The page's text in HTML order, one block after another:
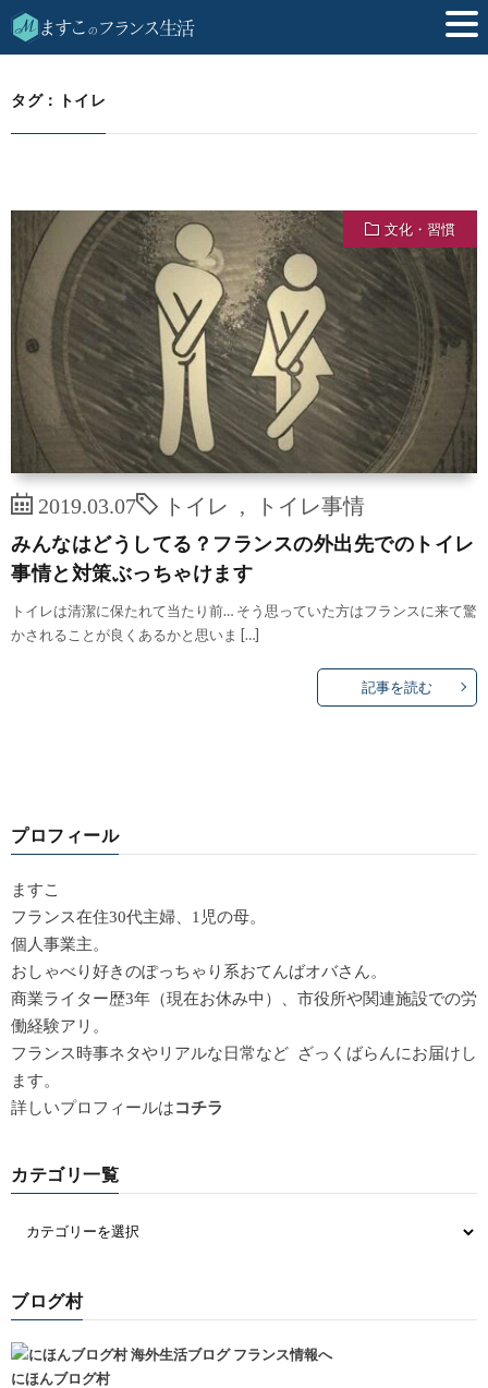
HOME トイレ
タグ：トイレ
文化・習慣
2019.03.07 トイレ トイレ事情
みんなはどうしてる？フランスの外出先でのトイレ
事情と対策ぶっちゃけます
トイレは清潔に保たれて当たり前… そう思っていた方はフランスに来て驚
かされることが良くあるかと思いま […]
記事を読む
プロフィール
ますこ
フランス在住30代主婦、1児の母。
個人事業主。
おしゃべり好きのぽっちゃり系おてんばオバさん。
商業ライター歴3年（現在お休み中）、市役所や関連施設での労
働経験アリ。
フランス時事ネタやリアルな日常など ざっくばらんにお届けし
ます。
詳しいプロフィールはコチラ
カテゴリ一覧
ブログ村
にほんブログ村